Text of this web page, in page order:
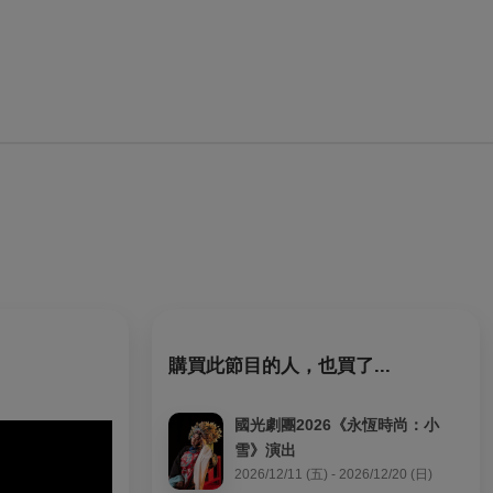
購買此節目的人，也買了...
國光劇團2026《永恆時尚：小
雪》演出
2026/12/11 (五) - 2026/12/20 (日)